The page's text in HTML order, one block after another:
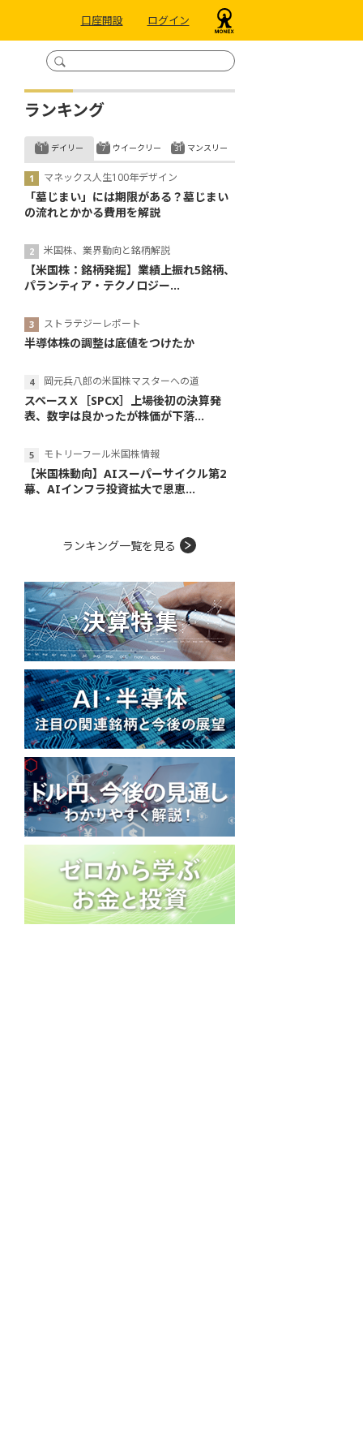
口座開設 ログイン
ランキング
デイリー
マネックス人生100年デザイン
「墓じまい」には期限がある？墓じまい
の流れとかかる費用を解説
米国株、業界動向と銘柄解説
【米国株：銘柄発掘】業績上振れ5銘柄、
パランティア・テクノロジー...
ストラテジーレポート
半導体株の調整は底値をつけたか
岡元兵八郎の米国株マスターへの道
スペースＸ［SPCX］上場後初の決算発
表、数字は良かったが株価が下落...
モトリーフール米国株情報
【米国株動向】AIスーパーサイクル第2
幕、AIインフラ投資拡大で恩恵...
ウイークリー マンスリー
ランキング一覧を見る